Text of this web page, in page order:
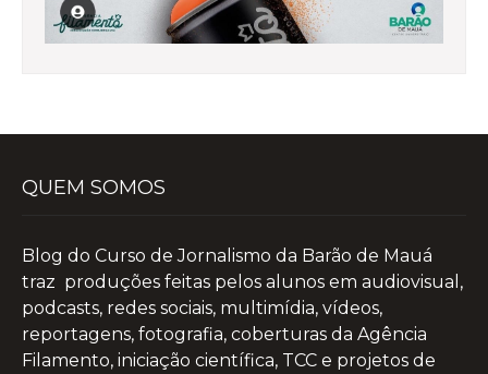
QUEM SOMOS
Blog do Curso de Jornalismo da Barão de Mauá
traz produções feitas pelos alunos em audiovisual,
podcasts, redes sociais, multimídia, vídeos,
reportagens, fotografia, coberturas da Agência
Filamento, iniciação científica, TCC e projetos de